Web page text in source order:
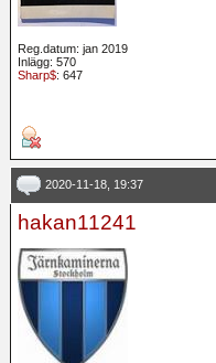
Reg.datum: jan 2019
Inlägg: 570
Sharp$: 647
2020-11-18, 19:37
hakan11241